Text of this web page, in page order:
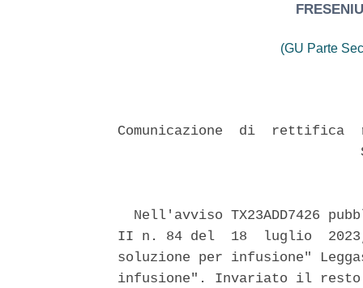
(GU Parte
Comunicazione  di
Nell'avviso TX23ADD7426
II n. 84 del  18  luglio  2023,
soluzione per infusione"
infusione". Invariato il